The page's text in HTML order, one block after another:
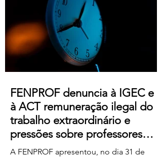
de férias previamente aprovados.
Segundo os relatos recebidos, diversos
professores foram instados por direções
de agrupamentos e escolas a desloc
FENPROF denuncia à IGEC e
à ACT remuneração ilegal do
trabalho extraordinário e
pressões sobre professores
classificadores
A FENPROF apresentou, no dia 31 de